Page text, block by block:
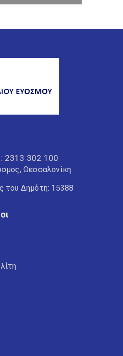
2313 302 100
Θεσσαλονίκη
του Δημότη: 15388